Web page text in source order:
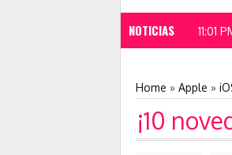
NOTICIAS 11:01
Home » Apple »
¡10